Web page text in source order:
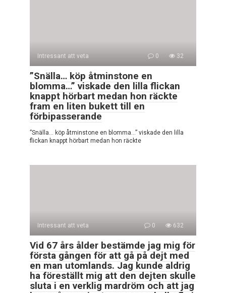
Intressant att veta 0 32
”Snälla… köp åtminstone en
blomma…” viskade den lilla flickan
knappt hörbart medan hon räckte
fram en liten bukett till en
förbipasserande
”Snälla… köp åtminstone en blomma…” viskade den lilla
flickan knappt hörbart medan hon räckte
Intressant att veta 0 632
Vid 67 års ålder bestämde jag mig för
första gången för att gå på dejt med
en man utomlands. Jag kunde aldrig
ha föreställt mig att den dejten skulle
sluta i en verklig mardröm och att jag